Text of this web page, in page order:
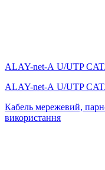
ALAY-net-А U/UTP
ALAY-net-А U/UTP
Кабель мережевий,
використання